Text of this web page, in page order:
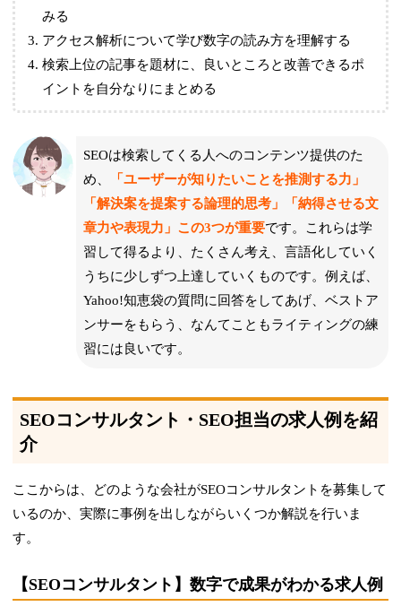
みる
アクセス解析について学び数字の読み方を理解する
検索上位の記事を題材に、良いところと改善できるポ
イントを自分なりにまとめる
SEOは検索してくる人へのコンテンツ提供のた
め、
「ユーザーが知りたいことを推測する力」
「解決案を提案する論理的思考」「納得させる文
章力や表現力」この3つが重要です。これらは学
習して得るより、たくさん考え、言語化していく
うちに少しずつ上達していくものです。例えば、
Yahoo!知恵袋の質問に回答をしてあげ、ベストア
ンサーをもらう、なんてこともライティングの練
習には良いです。
SEOコンサルタント・SEO担当の求人例を紹
介
ここからは、どのような会社がSEOコンサルタントを募集して
いるのか、実際に事例を出しながらいくつか解説を行いま
す。
【SEOコンサルタント】数字で成果がわかる求人例